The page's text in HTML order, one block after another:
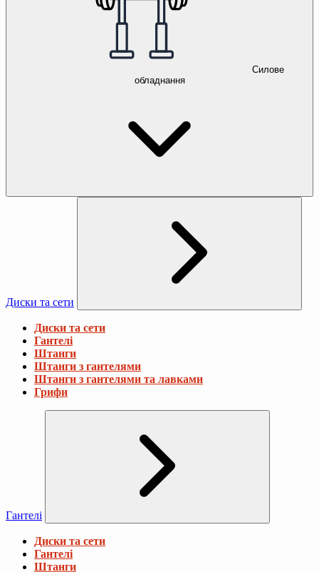
Силове
обладнання
Диски та сети
Диски та сети
Гантелі
Штанги
Штанги з гантелями
Штанги з гантелями та лавками
Грифи
Гантелі
Диски та сети
Гантелі
Штанги